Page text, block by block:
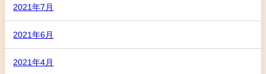
2021年7月
2021年6月
2021年4月